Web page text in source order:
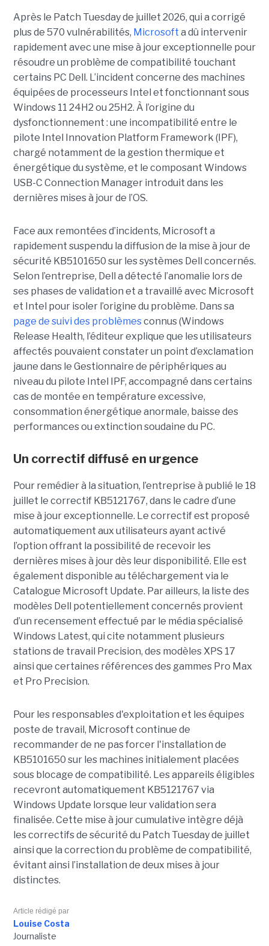
Après le Patch Tuesday de juillet 2026, qui a corrigé
plus de 570 vulnérabilités, Microsoft a dû intervenir
rapidement avec une mise à jour exceptionnelle pour
résoudre un problème de compatibilité touchant
certains PC Dell. L’incident concerne des machines
équipées de processeurs Intel et fonctionnant sous
Windows 11 24H2 ou 25H2. À l’origine du
dysfonctionnement : une incompatibilité entre le
pilote Intel Innovation Platform Framework (IPF),
chargé notamment de la gestion thermique et
énergétique du système, et le composant Windows
USB-C Connection Manager introduit dans les
dernières mises à jour de l’OS.
Face aux remontées d’incidents, Microsoft a
rapidement suspendu la diffusion de la mise à jour de
sécurité KB5101650 sur les systèmes Dell concernés.
Selon l’entreprise, Dell a détecté l’anomalie lors de
ses phases de validation et a travaillé avec Microsoft
et Intel pour isoler l’origine du problème. Dans sa
page de suivi des problèmesconnus (Windows
Release Health, l’éditeur explique que les utilisateurs
affectés pouvaient constater un point d’exclamation
jaune dans le Gestionnaire de périphériques au
niveau du pilote Intel IPF, accompagné dans certains
cas de montée en température excessive,
consommation énergétique anormale, baisse des
performances ou extinction soudaine du PC.
Un correctif diffusé en urgence
Pour remédier à la situation, l’entreprise à publié le 18
juillet le correctif KB5121767, dans le cadre d’une
mise à jour exceptionnelle. Le correctif est proposé
automatiquement aux utilisateurs ayant activé
l’option offrant la possibilité de recevoir les
dernières mises à jour dès leur disponibilité. Elle est
également disponible au téléchargement via le
Catalogue Microsoft Update. Par ailleurs, la liste des
modèles Dell potentiellement concernés provient
d’un recensement effectué par le média spécialisé
Windows Latest, qui cite notamment plusieurs
stations de travail Precision, des modèles XPS 17
ainsi que certaines références des gammes Pro Max
et Pro Precision.
Pour les responsables d'exploitation et les équipes
poste de travail, Microsoft continue de
recommander de ne pas forcer l'installation de
KB5101650 sur les machines initialement placées
sous blocage de compatibilité. Les appareils éligibles
recevront automatiquement KB5121767 via
Windows Update lorsque leur validation sera
finalisée. Cette mise à jour cumulative intègre déjà
les correctifs de sécurité du Patch Tuesday de juillet
ainsi que la correction du problème de compatibilité,
évitant ainsi l’installation de deux mises à jour
distinctes.
Article rédigé par
Louise Costa
Journaliste